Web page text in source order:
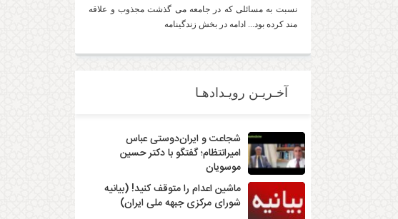
نسبت به مسائلی که در جامعه می گذشت مجذوب و علاقه
مند کرده بود... ادامه در بخش زندگینامه
آخـریـن رویـدادهـا
شجاعت و ایران‌دوستی عباس
امیرانتظام؛ گفتگو با دکتر حسین
موسویان
ماشین اعدام را متوقف کنید! (بیانیه
شورای مرکزی جبهه ملی ایران)